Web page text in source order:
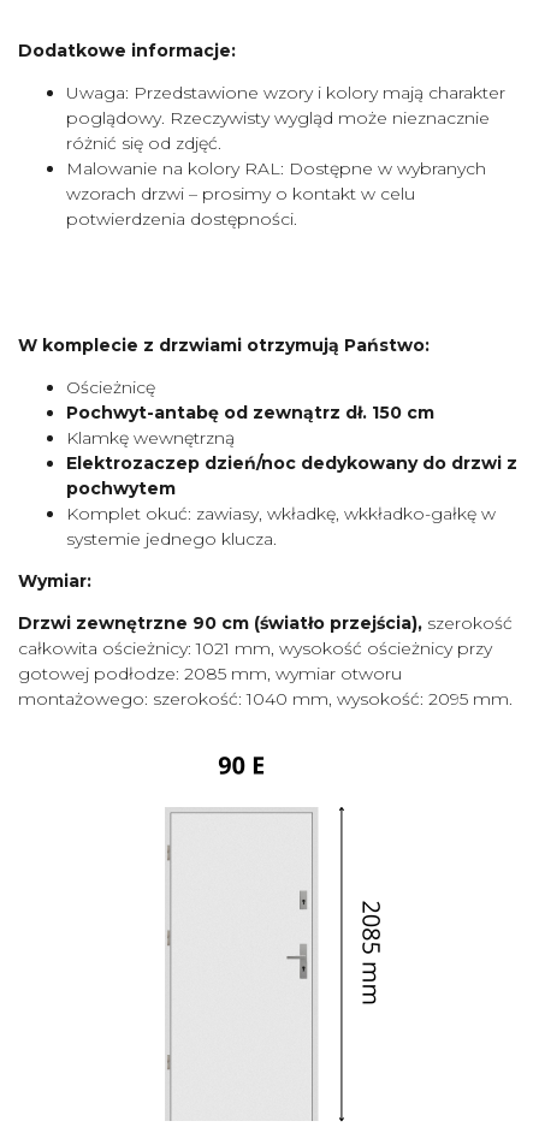
Dodatkowe informacje:
Uwaga: Przedstawione wzory i kolory mają charakter
poglądowy. Rzeczywisty wygląd może nieznacznie
różnić się od zdjęć.
Malowanie na kolory RAL: Dostępne w wybranych
wzorach drzwi – prosimy o kontakt w celu
potwierdzenia dostępności.
W komplecie z drzwiami otrzymują Państwo:
Ościeżnicę
Pochwyt-antabę od zewnątrz dł. 150 cm
Klamkę wewnętrzną
Elektrozaczep dzień/noc dedykowany do drzwi z
pochwytem
Komplet okuć: zawiasy, wkładkę, wkkładko-gałkę w
systemie jednego klucza.
Wymiar:
Drzwi zewnętrzne 90 cm (światło przejścia), szerokość
całkowita ościeżnicy: 1021 mm, wysokość ościeżnicy przy
gotowej podłodze: 2085 mm, wymiar otworu
montażowego: szerokość: 1040 mm, wysokość: 2095 mm.